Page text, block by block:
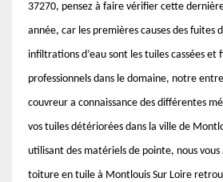
37270, pensez à faire vérifier cette
année, car les premières causes des fuites
infiltrations d’eau sont les tuiles cassées et
professionnels dans le domaine, notre
couvreur a connaissance des différentes
vos tuiles détériorées dans la ville de
utilisant des matériels de pointe, nous vous
toiture en tuile à Montlouis Sur Loire